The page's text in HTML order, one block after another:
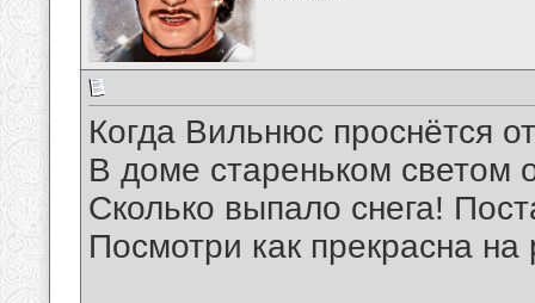
Когда Вильнюс проснётся
В доме стареньком светом
Сколько выпало снега!
Посмотри как прекрасна на